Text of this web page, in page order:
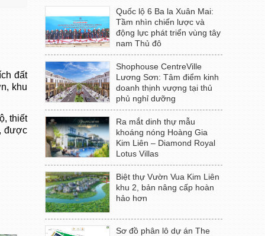
đất
khu
thiết
được
Quốc lộ 6 Ba la Xuân Mai:
Tầm nhìn chiến lược và
động lực phát triển vùng tây
nam Thủ đô
Shophouse CentreVille
Lương Sơn: Tâm điểm kinh
doanh thịnh vượng tại thủ
phủ nghỉ dưỡng
Ra mắt dinh thự mẫu
khoáng nóng Hoàng Gia
Kim Liên – Diamond Royal
Lotus Villas
Biệt thự Vườn Vua Kim Liên
khu 2, bản nâng cấp hoàn
hảo hơn
Sơ đồ phân lô dự án The